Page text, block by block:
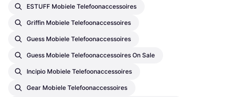
ESTUFF Mobiele Telefoonaccessoires
Griffin Mobiele Telefoonaccessoires
Guess Mobiele Telefoonaccessoires
Guess Mobiele Telefoonaccessoires On Sale
Incipio Mobiele Telefoonaccessoires
Gear Mobiele Telefoonaccessoires